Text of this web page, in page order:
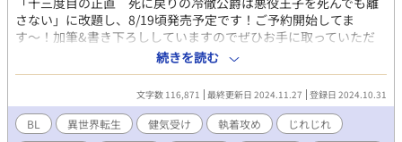
さない」に改題し、8/19頃発売予定です！ご予約開始してま
す〜！加筆&書き下ろししていますのでぜひお手に取っていただ
けたら嬉しいです。 第12回BL大賞奨励賞をいただきました♡ 第
二王子のユーリィは、美しい兄と違って国を統べる使命もなく、
兄の婚約者・エドゥアルド公爵に十年間叶わぬ片想いをしてい
る。 その公爵が今日、亡くなった。と思いきや、禁忌の蘇生魔法
で悪魔的な美貌を復活させた上、ユーリィを抱き締め、「君は一
年以内に死ぬが、私が守る」と囁いてー？ 十二個もあるユーリィ
続きを読む
文字数 116,871 最終更新日 2024.11.27 登録日 2024.10.31
BL 異世界転生 健気受け 執着攻め
じれじれ